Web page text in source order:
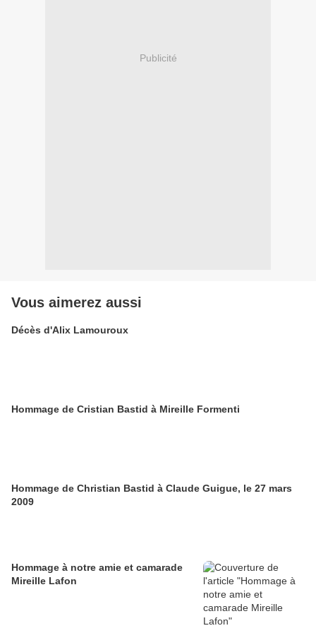
Publicité
Vous aimerez aussi
Décès d'Alix Lamouroux
Hommage de Cristian Bastid à Mireille Formenti
Hommage de Christian Bastid à Claude Guigue, le 27 mars
2009
Hommage à notre amie et camarade
Mireille Lafon